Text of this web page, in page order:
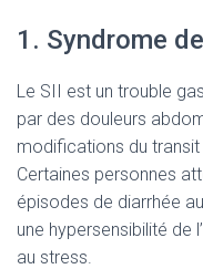
1. Syndrome
Le SII est un trouble
par des douleurs
modifications du
Certaines personnes
épisodes de diarrhée
une hypersensibilité de
au stress.